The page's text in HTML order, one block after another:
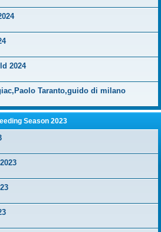
2024
Taranto,guido di milano
Season 2023